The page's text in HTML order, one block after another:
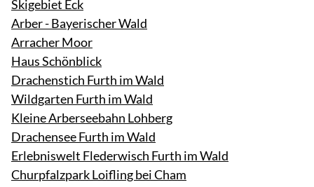
Skigebiet Eck
Arber - Bayerischer Wald
Arracher Moor
Haus Schönblick
Drachenstich Furth im Wald
Wildgarten Furth im Wald
Kleine Arberseebahn Lohberg
Drachensee Furth im Wald
Erlebniswelt Flederwisch Furth im Wald
Churpfalzpark Loifling bei Cham